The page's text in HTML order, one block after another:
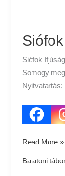
Siófok
Somogy
Nyitvatartás:
Read More »
Balatoni